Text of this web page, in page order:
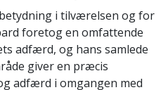
i tilværelsen og for
foretog en omfattende
adfærd, og hans samlede
giver en præcis
adfærd i omgangen med